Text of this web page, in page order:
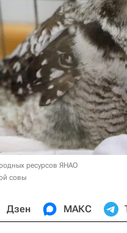
ресурсов ЯНАО
совы
Дзен МАКС